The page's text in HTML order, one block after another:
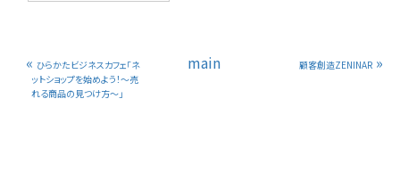
« ひらかたビジネスカフェ「ネ
ットショップを始めよう！～売
れる商品の見つけ方～」
main 顧客創造ZENINAR»